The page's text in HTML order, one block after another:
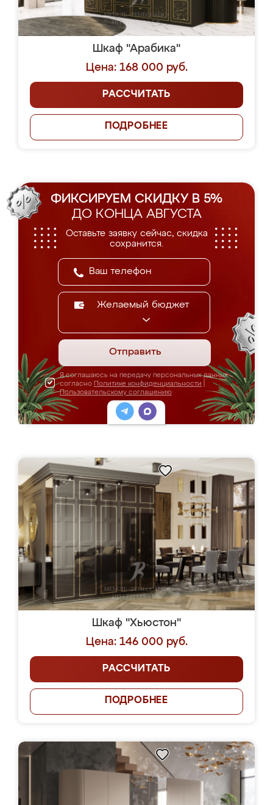
Шкаф "Арабика"
Цена: 168 000 руб.
РАССЧИТАТЬ
ПОДРОБНЕЕ
ФИКСИРУЕМ СКИДКУ В 5%
ДО КОНЦА АВГУСТА
Оставьте заявку сейчас, скидка
сохранится.
Желаемый бюджет
Отправить
Я соглашаюсь на передачу персональных данных
согласно Политике конфиденциальности
Пользовательскому соглашению
Шкаф "Хьюстон"
Цена: 146 000 руб.
РАССЧИТАТЬ
ПОДРОБНЕЕ